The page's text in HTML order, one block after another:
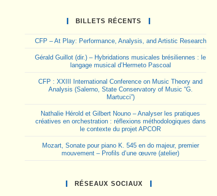
BILLETS RÉCENTS
CFP – At Play: Performance, Analysis, and Artistic Research
Gérald Guillot (dir.) – Hybridations musicales brésiliennes : le
langage musical d’Hermeto Pascoal
CFP : XXIII International Conference on Music Theory and
Analysis (Salerno, State Conservatory of Music “G.
Martucci”)
Nathalie Hérold et Gilbert Nouno – Analyser les pratiques
créatives en orchestration : réflexions méthodologiques dans
le contexte du projet APCOR
Mozart, Sonate pour piano K. 545 en do majeur, premier
mouvement – Profils d’une œuvre (atelier)
RÉSEAUX SOCIAUX